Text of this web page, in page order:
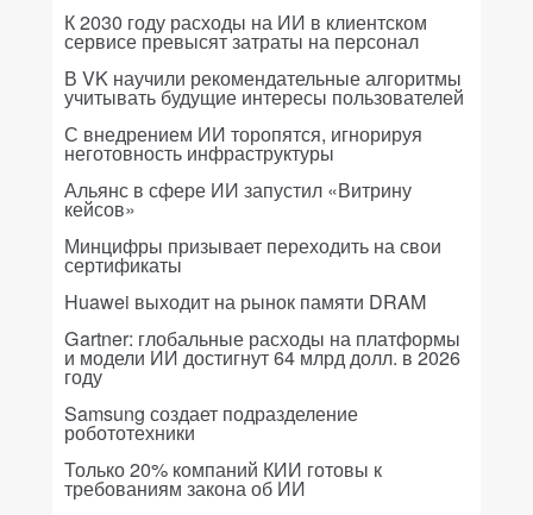
К 2030 году расходы на ИИ в клиентском
сервисе превысят затраты на персонал
В VK научили рекомендательные алгоритмы
учитывать будущие интересы пользователей
С внедрением ИИ торопятся, игнорируя
неготовность инфраструктуры
Альянс в сфере ИИ запустил «Витрину
кейсов»
Минцифры призывает переходить на свои
сертификаты
Huawei выходит на рынок памяти DRAM
Gartner: глобальные расходы на платформы
и модели ИИ достигнут 64 млрд долл. в 2026
году
Samsung создает подразделение
робототехники
Только 20% компаний КИИ готовы к
требованиям закона об ИИ